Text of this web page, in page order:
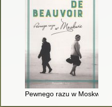
Pewnego razu w Moskwie